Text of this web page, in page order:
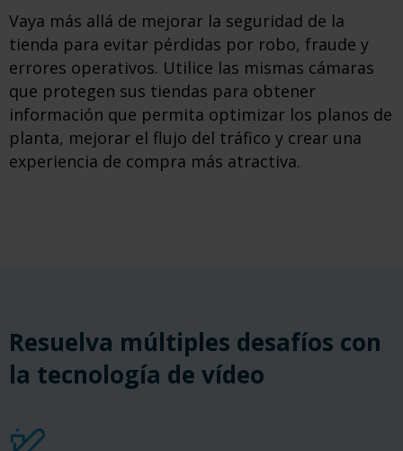
Vaya más allá de mejorar la seguridad de la
tienda para evitar pérdidas por robo, fraude y
errores operativos. Utilice las mismas cámaras
que protegen sus tiendas para obtener
información que permita optimizar los planos de
planta, mejorar el flujo del tráfico y crear una
experiencia de compra más atractiva.
Resuelva múltiples desafíos con
la tecnología de vídeo